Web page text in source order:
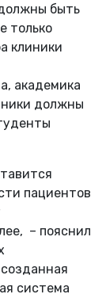
быть
только
клиники
академика
должны
пациентов
– пояснил
система